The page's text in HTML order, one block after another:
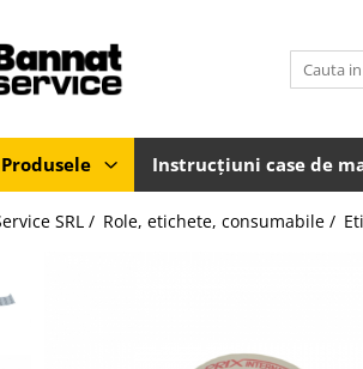
vendomate
Instrucțiuni case de
SRL / Role, etichete, consumabile /